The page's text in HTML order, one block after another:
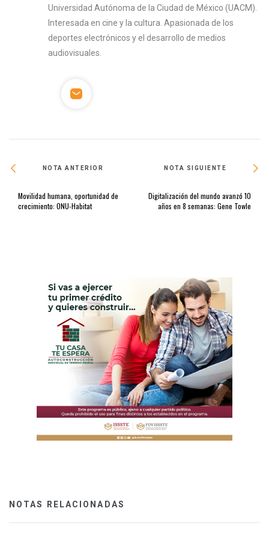
Universidad Autónoma de la Ciudad de México (UACM).
Interesada en cine y la cultura. Apasionada de los
deportes electrónicos y el desarrollo de medios
audiovisuales.
NOTA ANTERIOR
Movilidad humana, oportunidad de
crecimiento: ONU-Habitat
NOTA SIGUIENTE
Digitalización del mundo avanzó 10
años en 8 semanas: Gene Towle
NOTAS RELACIONADAS